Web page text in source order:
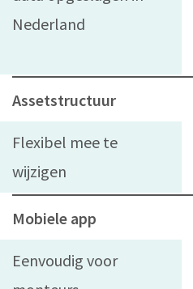
Nederland
Assetstructuur
Flexibel mee te
wijzigen
Mobiele app
Eenvoudig voor